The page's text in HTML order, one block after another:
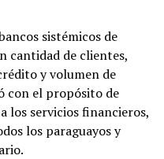
sistémicos de
cantidad de clientes,
y volumen de
con el propósito de
los servicios financieros,
los paraguayos y